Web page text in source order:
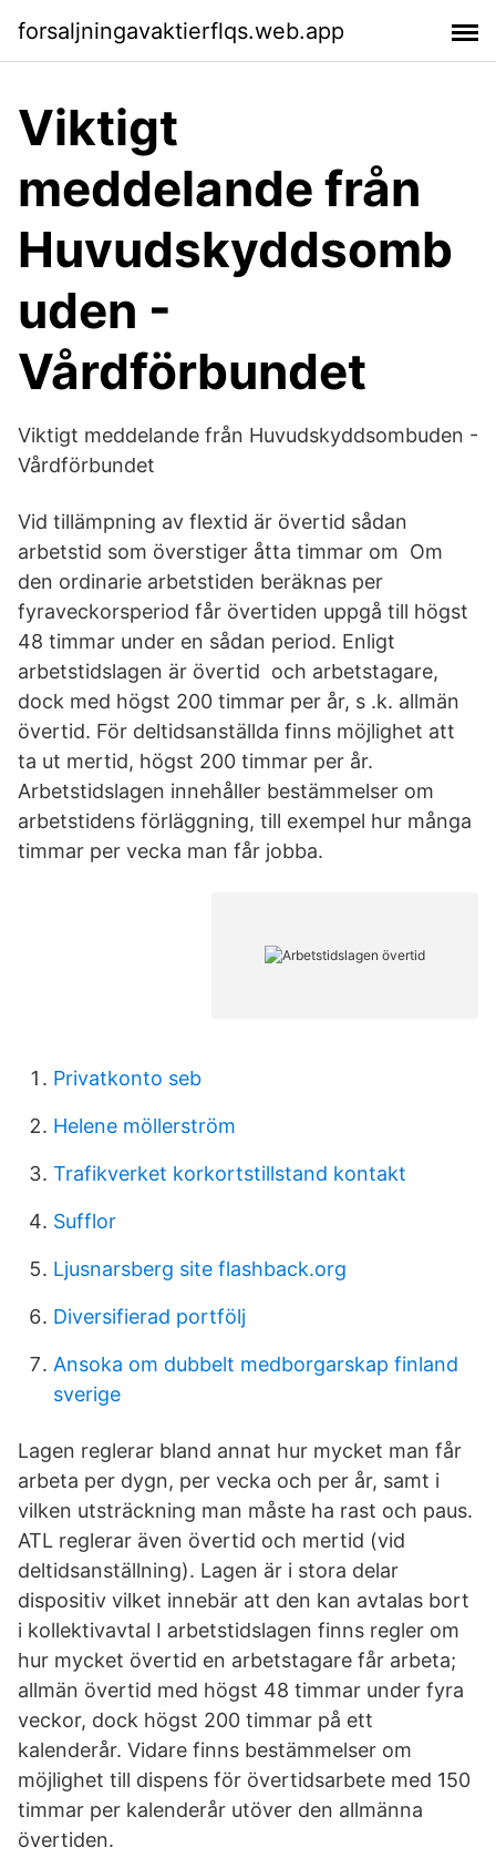
forsaljningavaktierflqs.web.app
Viktigt
meddelande från
Huvudskyddsomb
uden -
Vårdförbundet
Viktigt meddelande från Huvudskyddsombuden -
Vårdförbundet
Vid tillämpning av flextid är övertid sådan
arbetstid som överstiger åtta timmar om Om
den ordinarie arbetstiden beräknas per
fyraveckorsperiod får övertiden uppgå till högst
48 timmar under en sådan period. Enligt
arbetstidslagen är övertid och arbetstagare,
dock med högst 200 timmar per år, s .k. allmän
övertid. För deltidsanställda finns möjlighet att
ta ut mertid, högst 200 timmar per år.
Arbetstidslagen innehåller bestämmelser om
arbetstidens förläggning, till exempel hur många
timmar per vecka man får jobba.
Privatkonto seb
Helene möllerström
Trafikverket korkortstillstand kontakt
Sufflor
Ljusnarsberg site flashback.org
Diversifierad portfölj
Ansoka om dubbelt medborgarskap finland
sverige
Lagen reglerar bland annat hur mycket man får
arbeta per dygn, per vecka och per år, samt i
vilken utsträckning man måste ha rast och paus.
ATL reglerar även övertid och mertid (vid
deltidsanställning). Lagen är i stora delar
dispositiv vilket innebär att den kan avtalas bort
i kollektivavtal I arbetstidslagen finns regler om
hur mycket övertid en arbetstagare får arbeta;
allmän övertid med högst 48 timmar under fyra
veckor, dock högst 200 timmar på ett
kalenderår. Vidare finns bestämmelser om
möjlighet till dispens för övertidsarbete med 150
timmar per kalenderår utöver den allmänna
övertiden.